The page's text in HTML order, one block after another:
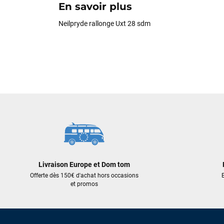
En savoir plus
Neilpryde rallonge Uxt 28 sdm
Livraison Europe et Dom tom
Offerte dès 150€ d'achat hors occasions
et promos